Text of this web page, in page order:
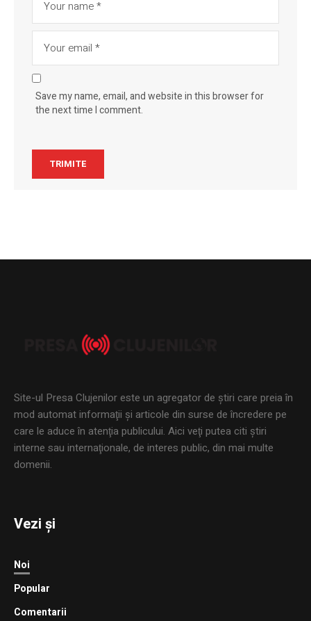
Save my name, email, and website in this browser for
the next time I comment.
Site-ul Presa Clujenilor este un agregator de ştiri care preia în
mod automat informaţii şi articole din surse de încredere pe
care le aduce în atenţia publicului. Aici veţi putea citi ştiri
interne sau internaţionale, de interes public, din mai multe
domenii.
Vezi și
Noi
Popular
Comentarii